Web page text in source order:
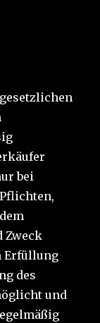
bei
Zweck
Erfüllung
des
und